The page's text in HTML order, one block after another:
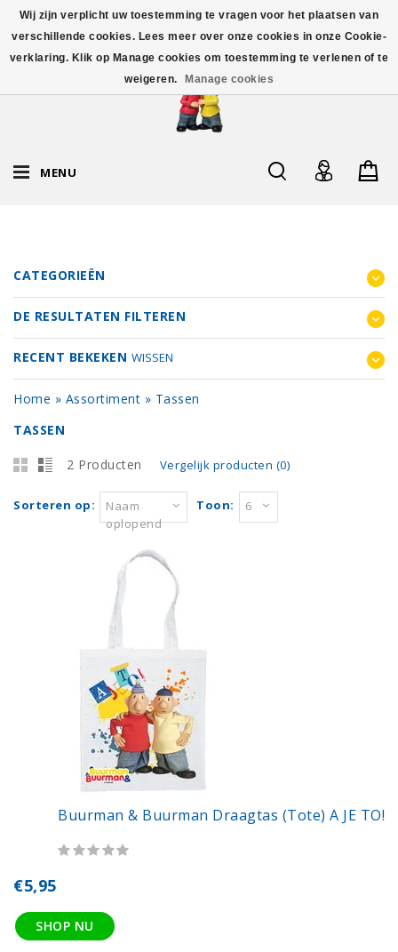
MENU
CATEGORIEËN
DE RESULTATEN FILTEREN
RECENT BEKEKEN WISSEN
Home » Assortiment » Tassen
TASSEN
2 Producten Vergelijk producten (0)
Sorteren op:
Naam
oplopend
Toon: 6
Buurman & Buurman Draagtas (tote) A JE TO!
€5,95
SHOP NU
Wij zijn verplicht uw toestemming te vragen voor het plaatsen van
verschillende cookies. Lees meer over onze cookies in onze Cookie-
verklaring. Klik op Manage cookies om toestemming te verlenen of te
weigeren.
Manage cookies